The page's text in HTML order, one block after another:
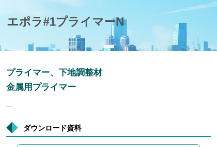
エポラ#1プライマーN
プライマー、下地調整材
金属用プライマー
―
ダウンロード資料